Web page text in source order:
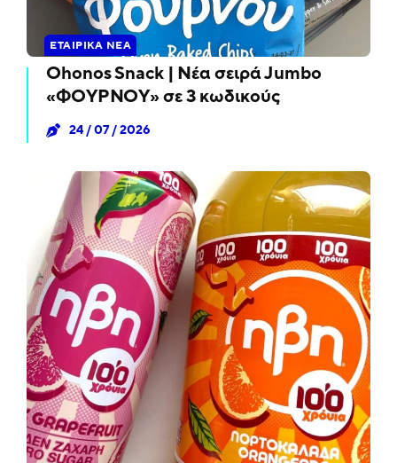
ΕΤΑΙΡΙΚΆ ΝΈΑ
Ohonos Snack | Νέα σειρά Jumbo
«ΦΟΥΡΝΟΥ» σε 3 κωδικούς
24 / 07 / 2026